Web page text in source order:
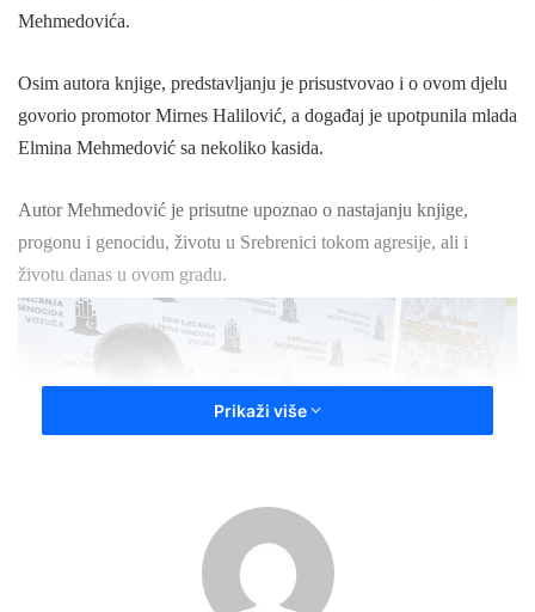
Mehmedovića.
Osim autora knjige, predstavljanju je prisustvovao i o ovom djelu
govorio promotor Mirnes Halilović, a događaj je upotpunila mlada
Elmina Mehmedović sa nekoliko kasida.
Autor Mehmedović je prisutne upoznao o nastajanju knjige,
progonu i genocidu, životu u Srebrenici tokom agresije, ali i
životu danas u ovom gradu.
Prikaži više